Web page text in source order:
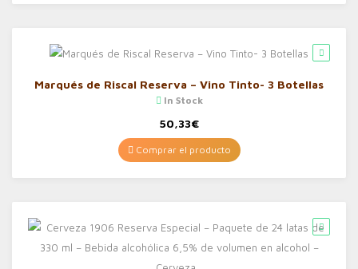
Marqués de Riscal Reserva – Vino Tinto- 3 Botellas
In Stock
50,33€
Comprar el producto